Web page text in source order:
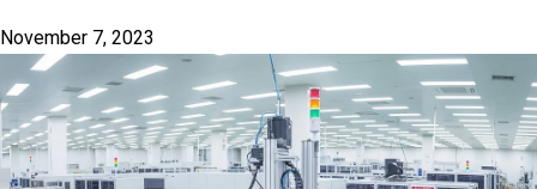
November 7, 2023